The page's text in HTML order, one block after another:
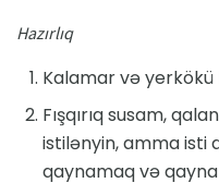
Hazırlıq
Kalamar və yerkökü
Fışqırıq susam,
istilənyin, amma isti
qaynamaq və